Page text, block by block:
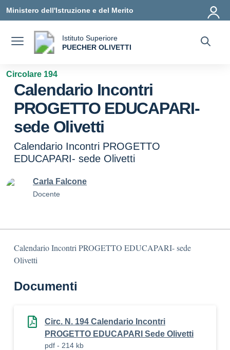
Ministero dell'Istruzione e del Merito
Istituto Superiore
PUECHER OLIVETTI
Circolare 194
Calendario Incontri
PROGETTO EDUCAPARI-
sede Olivetti
Calendario Incontri PROGETTO
EDUCAPARI- sede Olivetti
Carla Falcone
Docente
Calendario Incontri PROGETTO EDUCAPARI- sede
Olivetti
Documenti
Circ. N. 194 Calendario Incontri
PROGETTO EDUCAPARI Sede Olivetti
pdf - 214 kb